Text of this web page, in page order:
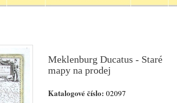
Meklenburg Ducatus - Staré
mapy na prodej
Katalogové číslo: 02097